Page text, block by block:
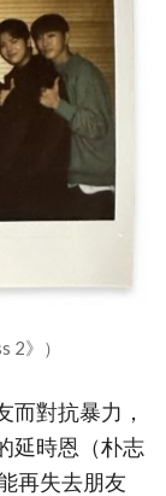
2》）
而對抗暴力，
延時恩（朴志
再失去朋友